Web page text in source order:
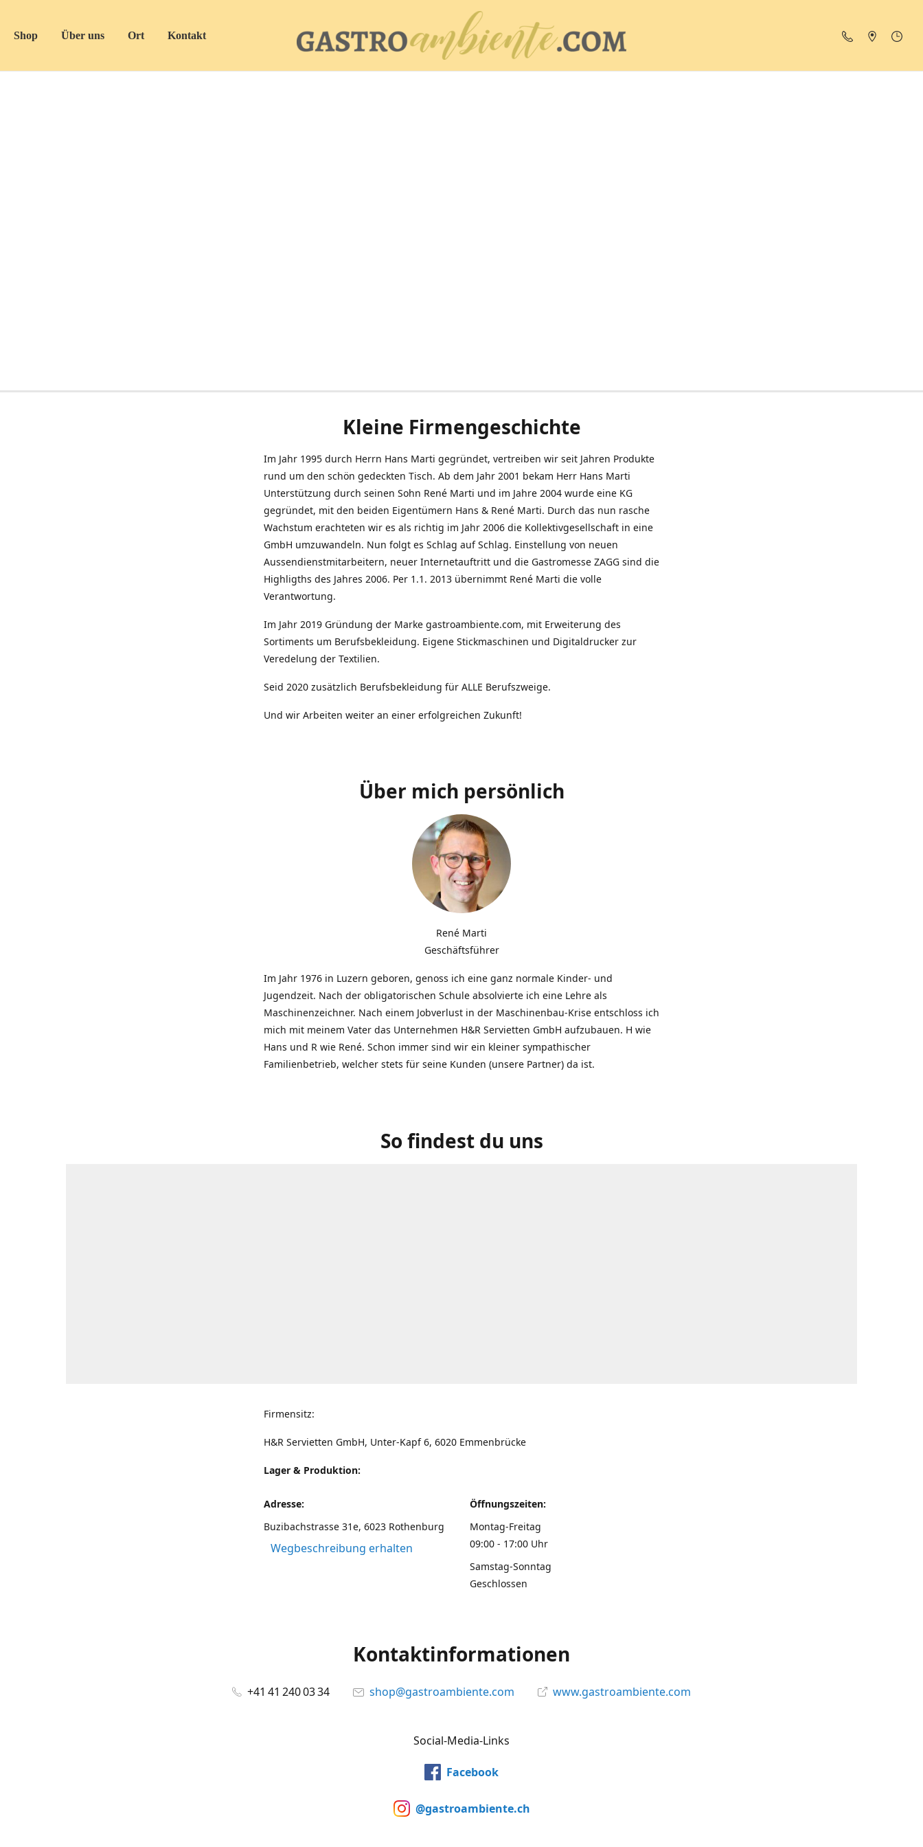
Shop Über uns Ort Kontakt
Kleine Firmengeschichte
Im Jahr 1995 durch Herrn Hans Marti gegründet, vertreiben wir seit Jahren Produkte
rund um den schön gedeckten Tisch. Ab dem Jahr 2001 bekam Herr Hans Marti
Unterstützung durch seinen Sohn René Marti und im Jahre 2004 wurde eine KG
gegründet, mit den beiden Eigentümern Hans & René Marti. Durch das nun rasche
Wachstum erachteten wir es als richtig im Jahr 2006 die Kollektivgesellschaft in eine
GmbH umzuwandeln. Nun folgt es Schlag auf Schlag. Einstellung von neuen
Aussendienstmitarbeitern, neuer Internetauftritt und die Gastromesse ZAGG sind die
Highligths des Jahres 2006. Per 1.1. 2013 übernimmt René Marti die volle
Verantwortung.
Im Jahr 2019 Gründung der Marke gastroambiente.com, mit Erweiterung des
Sortiments um Berufsbekleidung. Eigene Stickmaschinen und Digitaldrucker zur
Veredelung der Textilien.
Seid 2020 zusätzlich Berufsbekleidung für ALLE Berufszweige.
Und wir Arbeiten weiter an einer erfolgreichen Zukunft!
Über mich persönlich
René Marti
Geschäftsführer
Im Jahr 1976 in Luzern geboren, genoss ich eine ganz normale Kinder- und
Jugendzeit. Nach der obligatorischen Schule absolvierte ich eine Lehre als
Maschinenzeichner. Nach einem Jobverlust in der Maschinenbau-Krise entschloss ich
mich mit meinem Vater das Unternehmen H&R Servietten GmbH aufzubauen. H wie
Hans und R wie René. Schon immer sind wir ein kleiner sympathischer
Familienbetrieb, welcher stets für seine Kunden (unsere Partner) da ist.
So findest du uns
Firmensitz:
H&R Servietten GmbH, Unter-Kapf 6, 6020 Emmenbrücke
Lager & Produktion:
Adresse:
Buzibachstrasse 31e, 6023 Rothenburg
Wegbeschreibung erhalten
Öffnungszeiten:
Montag-Freitag
09:00 - 17:00 Uhr
Samstag-Sonntag
Geschlossen
Kontaktinformationen
+41 41 240 03 34 shop@gastroambiente.com www.gastroambiente.com
Social-Media-Links
Facebook
@gastroambiente.ch